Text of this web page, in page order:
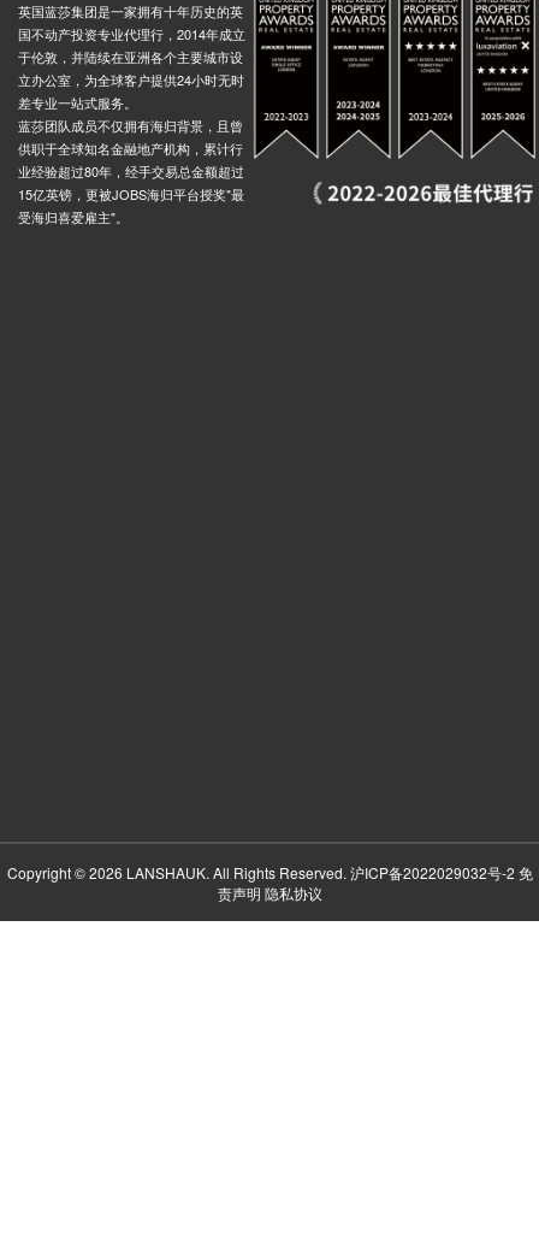
英国蓝莎集团是一家拥有十年历史的英
国不动产投资专业代理行，2014年成立
于伦敦，并陆续在亚洲各个主要城市设
立办公室，为全球客户提供24小时无时
差专业一站式服务。
蓝莎团队成员不仅拥有海归背景，且曾
供职于全球知名金融地产机构，累计行
业经验超过80年，经手交易总金额超过
15亿英镑，更被JOBS海归平台授奖"最
受海归喜爱雇主"。
Copyright © 2026 LANSHAUK. All Rights Reserved. 沪ICP备2022029032号-2 免
责声明 隐私协议